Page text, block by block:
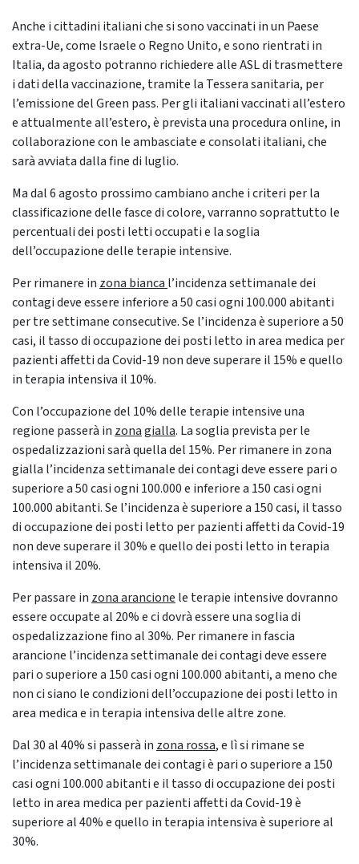
Anche i cittadini italiani che si sono vaccinati in un Paese
extra-Ue, come Israele o Regno Unito, e sono rientrati in
Italia, da agosto potranno richiedere alle ASL di trasmettere
i dati della vaccinazione, tramite la Tessera sanitaria, per
l’emissione del Green pass. Per gli italiani vaccinati all’estero
e attualmente all’estero, è prevista una procedura online, in
collaborazione con le ambasciate e consolati italiani, che
sarà avviata dalla fine di luglio.
Ma dal 6 agosto prossimo cambiano anche i criteri per la
classificazione delle fasce di colore, varranno soprattutto le
percentuali dei posti letti occupati e la soglia
dell’occupazione delle terapie intensive.
Per rimanere in zona bianca l’incidenza settimanale dei
contagi deve essere inferiore a 50 casi ogni 100.000 abitanti
per tre settimane consecutive. Se l’incidenza è superiore a 50
casi, il tasso di occupazione dei posti letto in area medica per
pazienti affetti da Covid-19 non deve superare il 15% e quello
in terapia intensiva il 10%.
Con l’occupazione del 10% delle terapie intensive una
regione passerà in zonagialla. La soglia prevista per le
ospedalizzazioni sarà quella del 15%. Per rimanere in zona
gialla l’incidenza settimanale dei contagi deve essere pari o
superiore a 50 casi ogni 100.000 e inferiore a 150 casi ogni
100.000 abitanti. Se l’incidenza è superiore a 150 casi, il tasso
di occupazione dei posti letto per pazienti affetti da Covid-19
non deve superare il 30% e quello dei posti letto in terapia
intensiva il 20%.
Per passare in zona arancione le terapie intensive dovranno
essere occupate al 20% e ci dovrà essere una soglia di
ospedalizzazione fino al 30%. Per rimanere in fascia
arancione l’incidenza settimanale dei contagi deve essere
pari o superiore a 150 casi ogni 100.000 abitanti, a meno che
non ci siano le condizioni dell’occupazione dei posti letto in
area medica e in terapia intensiva delle altre zone.
Dal 30 al 40% si passerà in zona rossa, e lì si rimane se
l’incidenza settimanale dei contagi è pari o superiore a 150
casi ogni 100.000 abitanti e il tasso di occupazione dei posti
letto in area medica per pazienti affetti da Covid-19 è
superiore al 40% e quello in terapia intensiva è superiore al
30%.